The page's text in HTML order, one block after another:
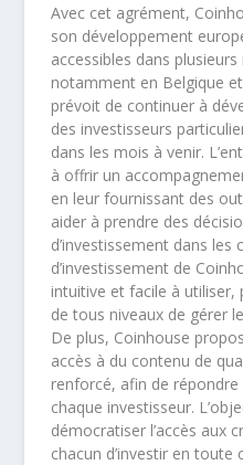
Avec cet agrément,
son développement
accessibles dans
notamment en Belgique
prévoit de continuer à
des investisseurs
dans les mois à venir.
à offrir un
en leur fournissant des
aider à prendre des
d’investissement dans
d’investissement de
intuitive et facile à
de tous niveaux de gérer
De plus, Coinhouse
accès à du contenu de
renforcé, afin de
chaque investisseur.
démocratiser l’accès aux
chacun d’investir en toute